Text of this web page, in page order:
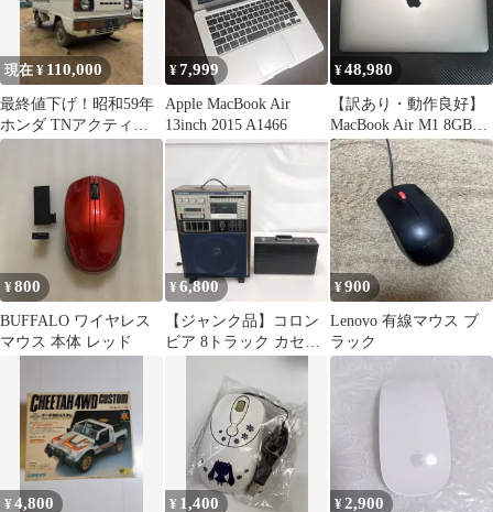
現在 ¥ 110,000
最終値下げ！昭和59年
ホンダ TNアクティ
レストアベース アクテ
¥7,999
Apple MacBook Air
13inch 2015 A1466
¥48,980
【訳あり・動作良好】
MacBook Air M1 8GB
256GB 2020年
¥800
BUFFALO ワイヤレス
マウス 本体 レッド
¥6,800
【ジャンク品】コロン
ビア 8トラック カセッ
トプレーヤーGP-K185
¥900
Lenovo 有線マウス ブ
ラック
¥4,800 ¥ 1,400 ¥2,900